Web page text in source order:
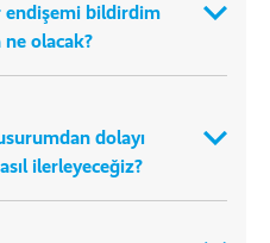
endişemi bildirdim
olacak?
dolayı
ilerleyeceğiz?